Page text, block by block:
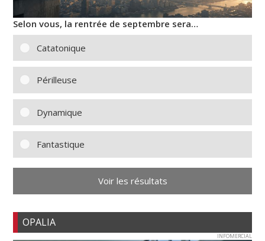
Selon vous, la rentrée de septembre sera…
Catatonique
Périlleuse
Dynamique
Fantastique
Voir les résultats
OPALIA
INFOMERCIAL